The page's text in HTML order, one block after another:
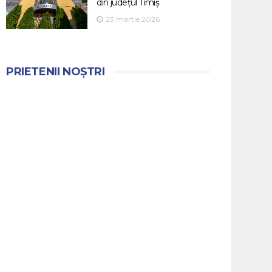
din județul Timiș
23 martie 2026
PRIETENII NOȘTRI